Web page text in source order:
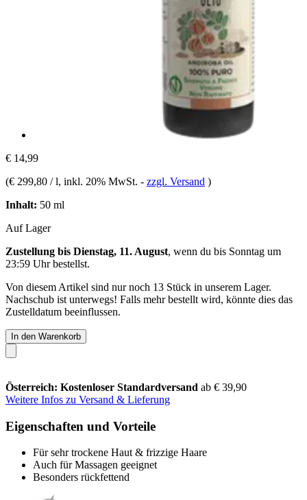
€ 14,99
(€ 299,80 / l, inkl. 20% MwSt. - zzgl. Versand )
Inhalt: 50 ml
Auf Lager
Zustellung bis Dienstag, 11. August, wenn du bis Sonntag um
23:59 Uhrbestellst.
Von diesem Artikel sind nur noch 13 Stück in unserem Lager.
Nachschub ist unterwegs! Falls mehr bestellt wird, könnte dies das
Zustelldatum beeinflussen.
In den Warenkorb
Österreich: Kostenloser Standardversand ab € 39,90
Weitere Infos zu Versand & Lieferung
Eigenschaften und Vorteile
Für sehr trockene Haut & frizzige Haare
Auch für Massagen geeignet
Besonders rückfettend